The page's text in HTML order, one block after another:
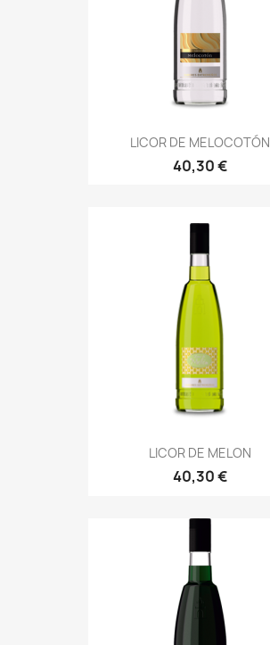
LICOR DE MELOCOTÓN
40,30 €
LICOR DE MELON
40,30 €